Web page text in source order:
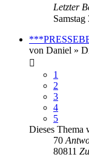
Letzter
von Daniel »
1
2
3
4
5
Dieses Thema
70
80811